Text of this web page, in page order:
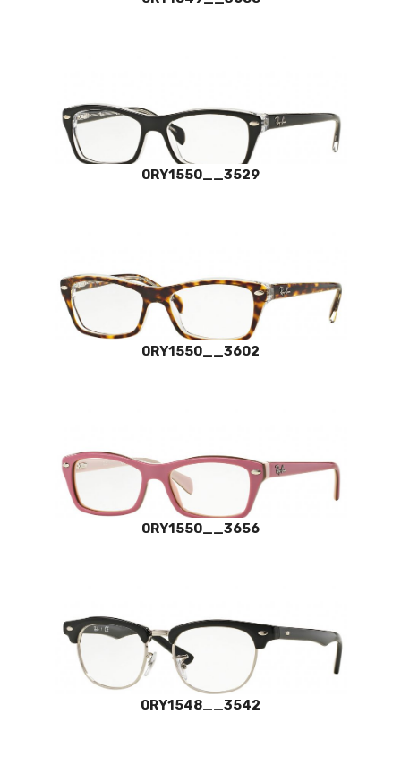
0RY1550__3529
0RY1550__3602
0RY1550__3656
0RY1548__3542